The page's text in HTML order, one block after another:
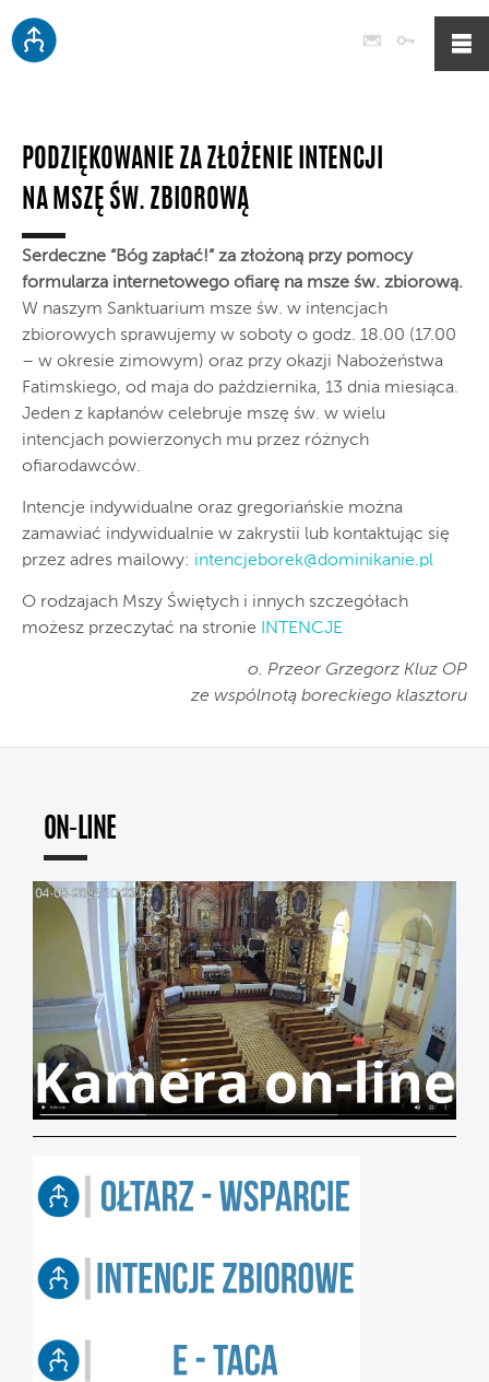
Poczta
PODZIĘKOWANIE ZA ZŁOŻENIE INTENCJI
NA MSZĘ ŚW. ZBIOROWĄ
Serdeczne “Bóg zapłać!” za złożoną przy pomocy
formularza internetowego ofiarę na msze św. zbiorową.
W naszym Sanktuarium msze św. w intencjach
zbiorowych sprawujemy w soboty o godz. 18.00 (17.00
– w okresie zimowym) oraz przy okazji Nabożeństwa
Fatimskiego, od maja do października, 13 dnia miesiąca.
Jeden z kapłanów celebruje mszę św. w wielu
intencjach powierzonych mu przez różnych
ofiarodawców.
Intencje indywidualne oraz gregoriańskie można
zamawiać indywidualnie w zakrystii lub kontaktując się
przez adres mailowy: intencjeborek@dominikanie.pl
O rodzajach Mszy Świętych i innych szczegółach
możesz przeczytać na stronie
INTENCJE
o. Przeor Grzegorz Kluz OP
ze wspólnotą boreckiego klasztoru
ON-LINE